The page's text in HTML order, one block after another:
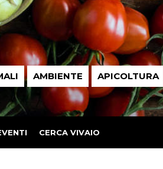
AMBIENTE APICOLTURA
CERCA VIVAIO